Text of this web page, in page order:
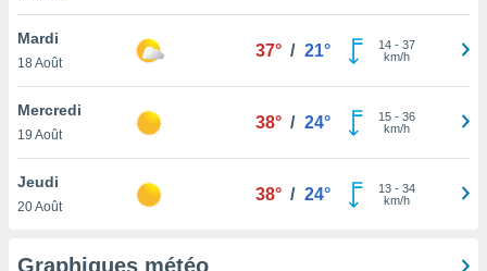
que
et que
Mardi
18 Août
37° / 21° 14- 37
km/h
Mercredi
19 Août
38° / 24° 15- 36
km/h
Jeudi
20 Août
38° / 24° 13- 34
km/h
Graphiques météo